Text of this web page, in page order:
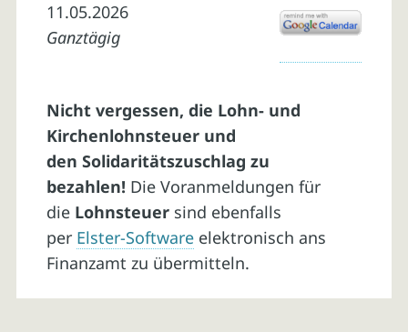
11.05.2026
Ganztägig
Nicht vergessen, die Lohn- und
Kirchenlohnsteuer und
den Solidaritätszuschlag zu
bezahlen! Die Voranmeldungen für
die Lohnsteuersind ebenfalls
per Elster-Softwareelektronisch ans
Finanzamt zu übermitteln.